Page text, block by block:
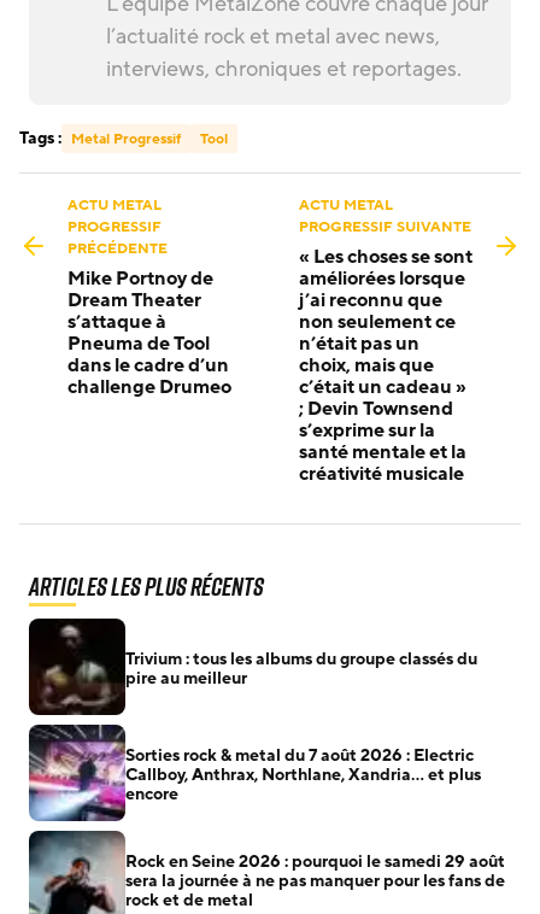
l’actualité rock et metal avec news,
interviews, chroniques et reportages.
Tags : Metal Progressif Tool
ACTU METAL
PROGRESSIF
PRÉCÉDENTE
Mike Portnoy de
Dream Theater
s’attaque à
Pneuma de Tool
dans le cadre d’un
challenge Drumeo
ACTU METAL
PROGRESSIF SUIVANTE
« Les choses se sont
améliorées lorsque
j’ai reconnu que
non seulement ce
n’était pas un
choix, mais que
c’était un cadeau »
; Devin Townsend
s’exprime sur la
santé mentale et la
créativité musicale
Articles les plus récents
Trivium : tous les albums du groupe classés du
pire au meilleur
Sorties rock & metal du 7 août 2026 : Electric
Callboy, Anthrax, Northlane, Xandria… et plus
encore
Rock en Seine 2026 : pourquoi le samedi 29 août
sera la journée à ne pas manquer pour les fans de
rock et de metal